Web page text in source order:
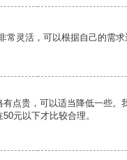
常灵活，可以根据自己的需求
有点贵，可以适当降低一些。
元以下才比较合理。